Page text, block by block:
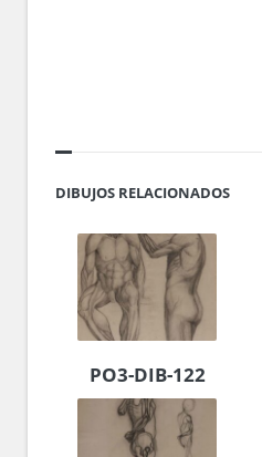
DIBUJOS RELACIONADOS
PO3-DIB-122